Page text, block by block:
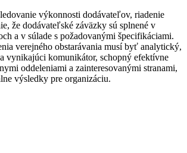
výkonnosti dodávateľov, riadenie
že dodávateľské záväzky sú splnené v
a v súlade s požadovanými špecifikáciami.
verejného obstarávania musí byť analytický,
vynikajúci komunikátor, schopný efektívne
oddeleniami a zainteresovanými stranami,
výsledky pre organizáciu.